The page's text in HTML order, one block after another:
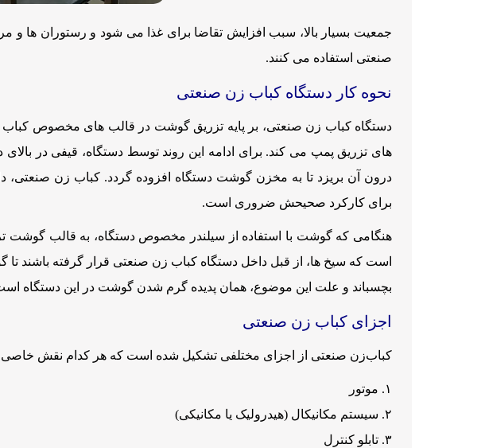
جمعیت بسیار بالا، سبب افزایش تقاضا برای غذا می شود و رستوران ها و
صنعتی استفاده می کنند.
نحوه کار دستگاه کباب زن صنعتی
دستگاه کباب زن صنعتی، بر پایه تزریق گوشت در قالب های مخصوص کباب
های تزریق پمپ می کند. برای ادامه این روند توسط دستگاه، قیفی در
درون آن بریزد تا به مخزن گوشت دستگاه افزوده گردد. کباب زن
برای کارکرد صحیحش ضروری است.
هنگامی که گوشت با استفاده از سیلندر مخصوص دستگاه، به قالب
است که سیخ ها، از قبل داخل دستگاه کباب زن صنعتی قرار گرفته باشند
بچسباند و علت این موضوع، همان پدیده گرم شدن گوشت در این دستگاه
اجزای کباب زن صنعتی
کباب‌زن صنعتی از اجزای مختلفی تشکیل شده است که هر کدام نقش خاصی
موتور
سیستم مکانیکال (هیدرولیک یا مکانیکی)
تابلو کنترل